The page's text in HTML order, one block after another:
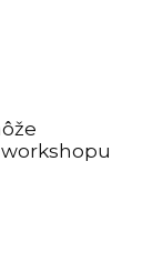
Instagramu